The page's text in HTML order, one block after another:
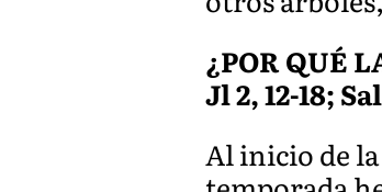
¿POR QUÉ
Jl 2, 12-18;
Al inicio de